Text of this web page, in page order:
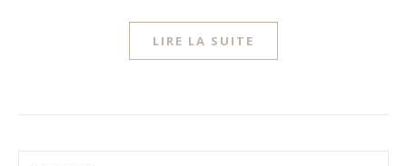
LIRE LA SUITE